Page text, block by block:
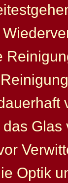
das Glas
Optik